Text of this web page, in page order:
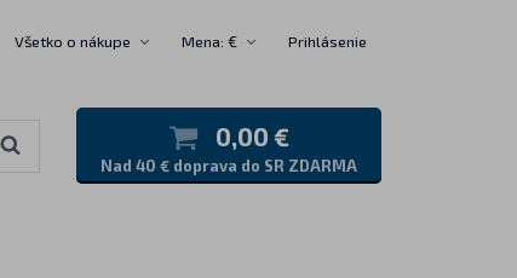
Všetko o nákupe Mena: € Prihlásenie
0,00 €
Nad 40 € doprava do SR ZDARMA